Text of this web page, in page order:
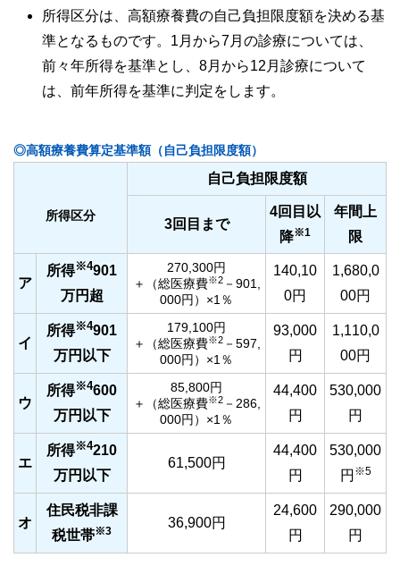
所得区分は、高額療養費の自己負担限度額を決める基
準となるものです。1月から7月の診療については、
前々年所得を基準とし、8月から12月診療について
は、前年所得を基準に判定をします。
◎高額療養費算定基準額（自己負担限度額）
所得区分
自己負担限度額
3回目まで
4回目以
降※1
年間上
限
ア
所得※4901
万円超
270,300円
＋（総医療費※2－901,
000円）×1％
140,10
0円
1,680,0
00円
イ
所得※4901
万円以下
179,100円
＋（総医療費※2－597,
000円）×1％
93,000
円
1,110,0
00円
ウ
所得※4600
万円以下
85,800円
＋（総医療費※2－286,
000円）×1％
44,400
円
530,000
円
エ
所得※4210
万円以下
61,500円
44,400
円
530,000
円 ※5
オ
住民税非課
税世帯※3
36,900円
24,600
円
290,000
円